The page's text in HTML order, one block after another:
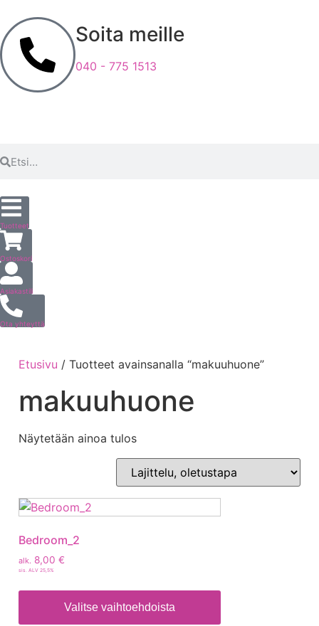
Soita meille
040 - 775 1513
Tuotteet
Ostoskori
Asiakastili
Ota yhteyttä
Etusivu / Tuotteet avainsanalla “makuuhuone”
makuuhuone
Näytetään ainoa tulos
Bedroom_2
alk. 8,00 €
sis. ALV 25,5%
Valitse vaihtoehdoista